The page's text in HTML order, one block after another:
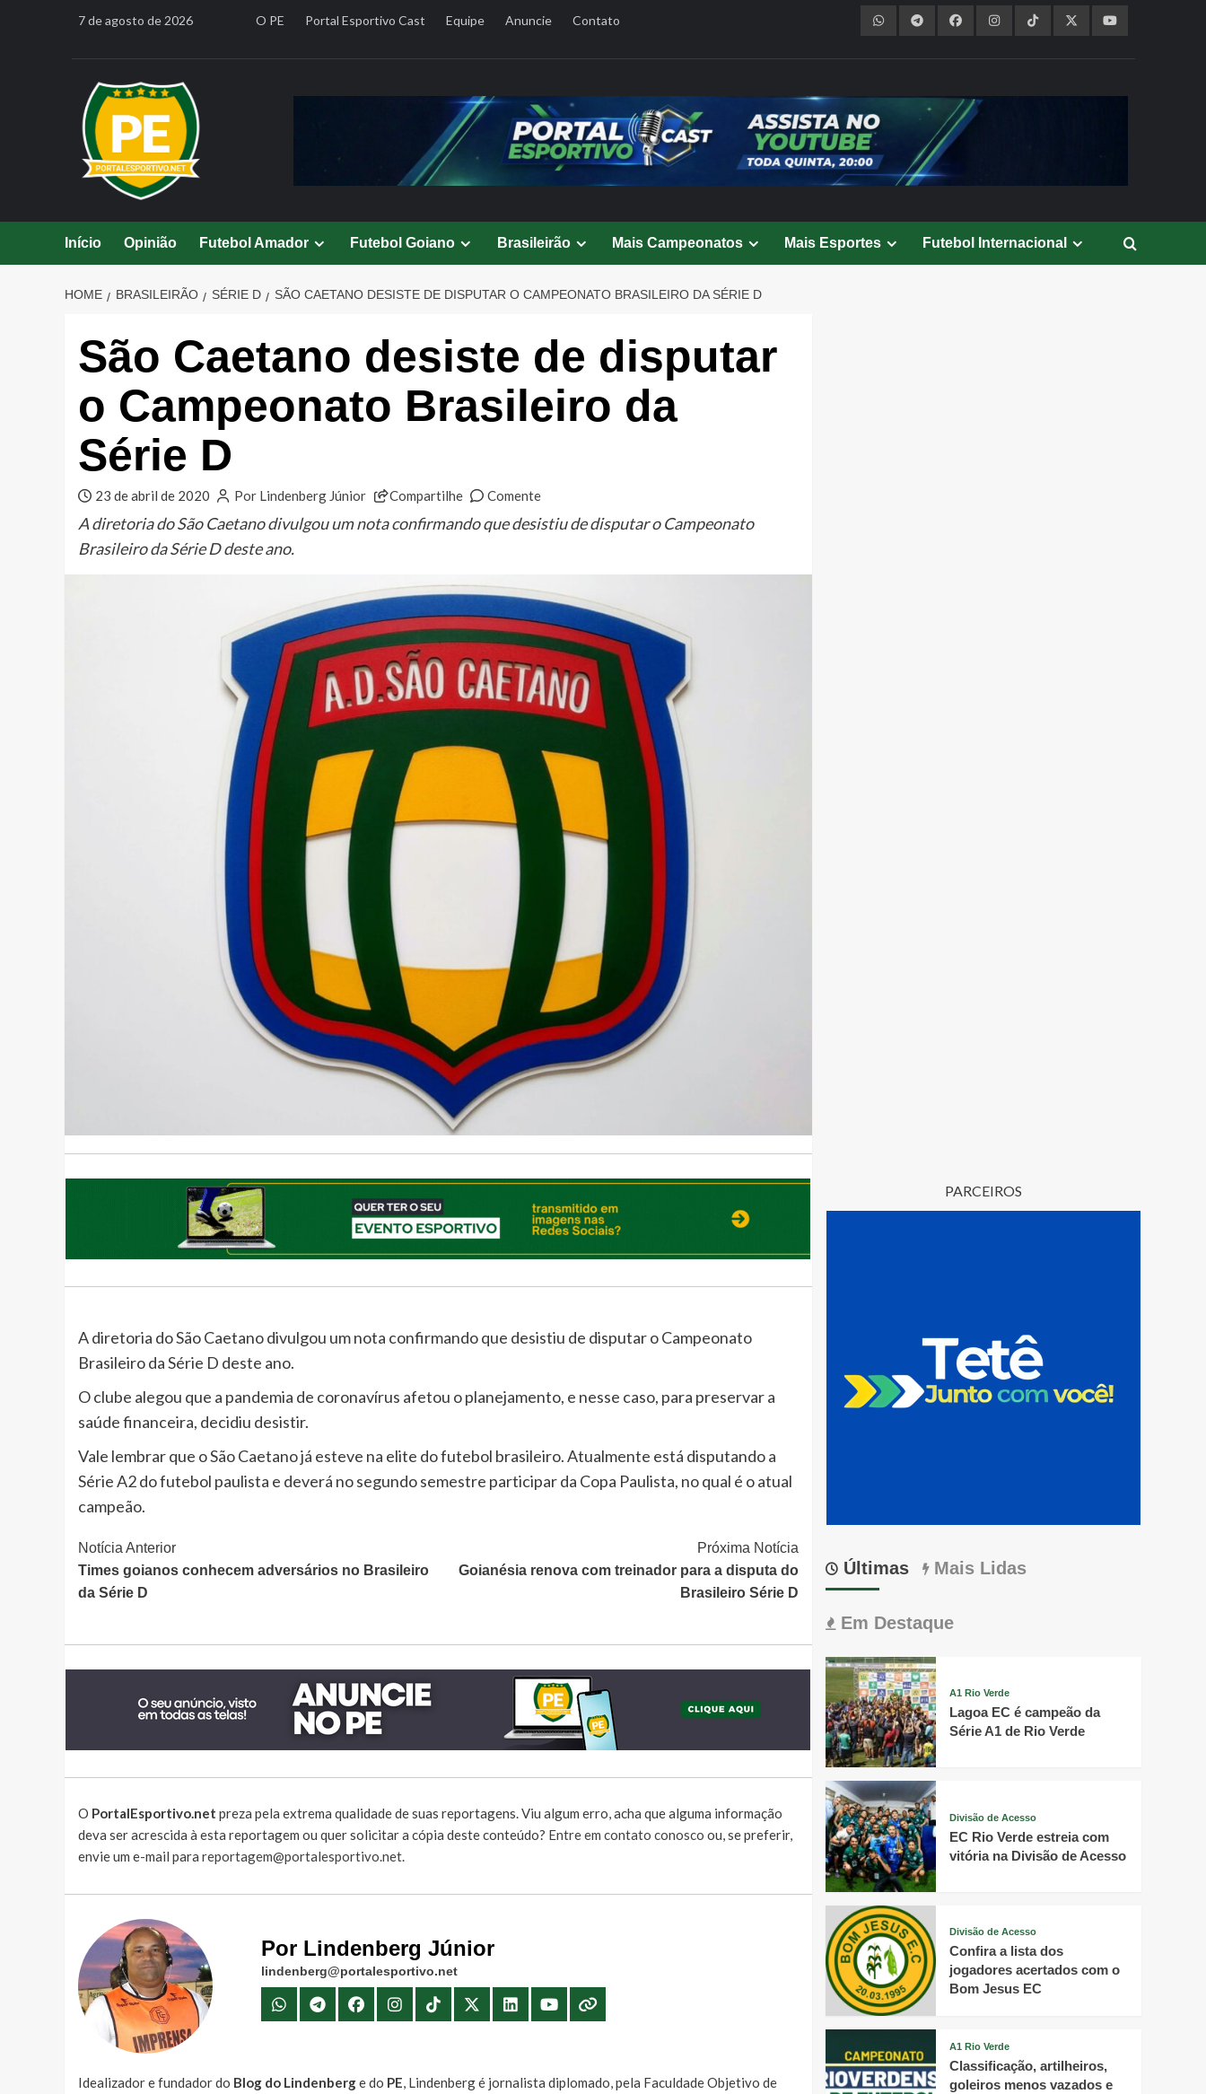
7 de agosto de 2026 O PE Portal Esportivo Cast Equipe Anuncie Contato
Início Opinião Futebol Amador Futebol Goiano Brasileirão Mais Campeonatos Mais Esportes Futebol Internacional
HOME BRASILEIRÃO SÉRIE D SÃO CAETANO DESISTE DE DISPUTAR O CAMPEONATO BRASILEIRO DA SÉRIE D
São Caetano desiste de disputar
o Campeonato Brasileiro da
Série D
23 de abril de 2020 Por Lindenberg Júnior Compartilhe Comente
A diretoria do São Caetano divulgou um nota confirmando que desistiu de disputar o Campeonato
Brasileiro da Série D deste ano.
A diretoria do São Caetano divulgou um nota confirmando que desistiu de disputar o Campeonato
Brasileiro da Série D deste ano.
O clube alegou que a pandemia de coronavírus afetou o planejamento, e nesse caso, para preservar a
saúde financeira, decidiu desistir.
Vale lembrar que o São Caetano já esteve na elite do futebol brasileiro. Atualmente está disputando a
Série A2 do futebol paulista e deverá no segundo semestre participar da Copa Paulista, no qual é o atual
campeão.
Continue
Lendo
Notícia Anterior
Times goianos conhecem adversários no Brasileiro
da Série D
Próxima Notícia
Goianésia renova com treinador para a disputa do
Brasileiro Série D
O PortalEsportivo.net preza pela extrema qualidade de suas reportagens. Viu algum erro, acha que alguma informação
deva ser acrescida à esta reportagem ou quer solicitar a cópia deste conteúdo? Entre em contato conosco ou, se preferir,
envie um e-mail para reportagem@portalesportivo.net.
Por Lindenberg Júnior
lindenberg@portalesportivo.net
Idealizador e fundador do Blog do Lindenberge do PE, Lindenberg é jornalista diplomado, pela Faculdade Objetivo de
PARCEIROS
Últimas Mais Lidas
Em Destaque
A1 Rio Verde
Lagoa EC é campeão da
Série A1 de Rio Verde
Divisão de Acesso
EC Rio Verde estreia com
vitória na Divisão de Acesso
Divisão de Acesso
Confira a lista dos
jogadores acertados com o
Bom Jesus EC
A1 Rio Verde
Classificação, artilheiros,
goleiros menos vazados e